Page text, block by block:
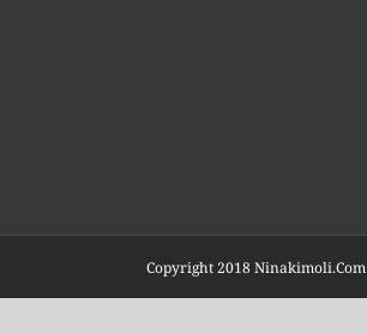
Copyright 2018 Ninakimoli.Com